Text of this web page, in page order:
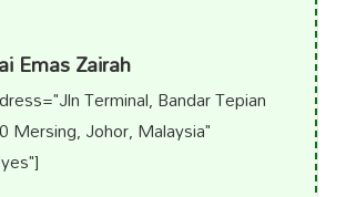
Emas Zairah
Terminal, Bandar Tepian
Mersing, Johor, Malaysia"